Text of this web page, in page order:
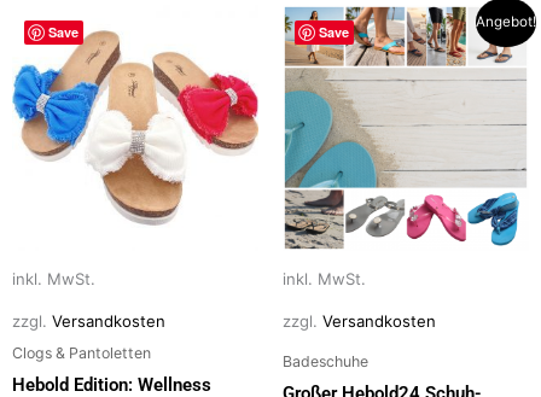
Save
inkl. MwSt.
zzgl. Versandkosten
Clogs & Pantoletten
Hebold Edition: Wellness
Dieses
Produkt
weist
mehrere
Varianten
auf.
auf
Produktseite
gewählt
Save
Angebot!
inkl. MwSt.
zzgl. Versandkosten
Badeschuhe
Dieses
Produkt
weist
mehrere
Varianten
auf.
Die
Optionen
können
auf
Produktseite
gewählt